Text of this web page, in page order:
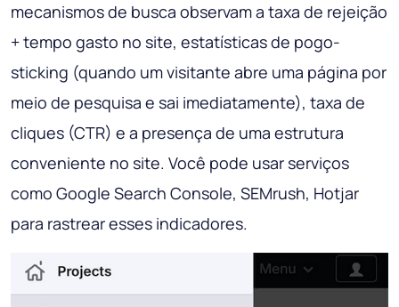
mecanismos de busca observam a taxa de rejeição
+ tempo gasto no site, estatísticas de pogo-
sticking (quando um visitante abre uma página por
meio de pesquisa e sai imediatamente), taxa de
cliques (CTR) e a presença de uma estrutura
conveniente no site. Você pode usar serviços
como Google Search Console, SEMrush, Hotjar
para rastrear esses indicadores.